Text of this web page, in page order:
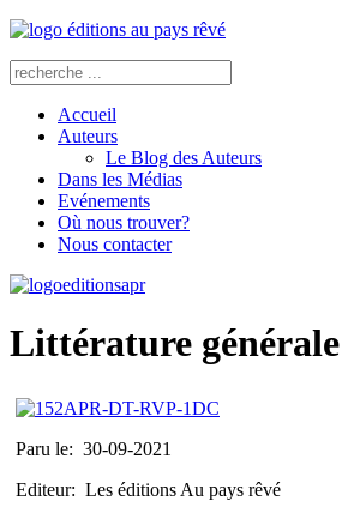
Accueil
Auteurs
Le Blog des Auteurs
Dans les Médias
Evénements
Où nous trouver?
Nous contacter
Littérature générale
Paru le: 30-09-2021
Editeur: Les éditions Au pays rêvé